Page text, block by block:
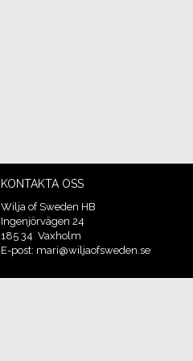
KONTAKTA OSS
Wilja of Sweden HB
Ingenjörvägen 24
185 34 Vaxholm
E-post: mari@wiljaofsweden.se